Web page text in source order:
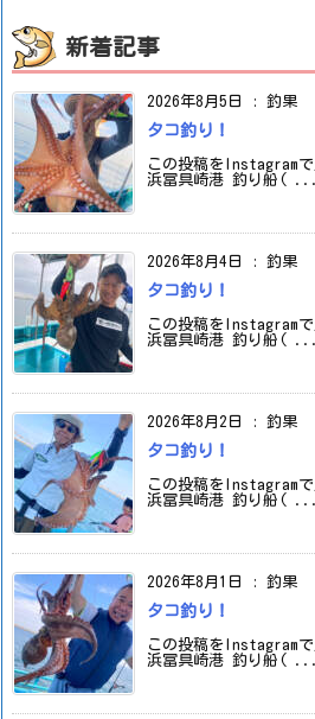
新着記事
2026年8月5日 : 釣果
タコ釣り！
この投稿をInstagram
浜冨具崎港 釣り船( ...
2026年8月4日 : 釣果
タコ釣り！
この投稿をInstagram
浜冨具崎港 釣り船( ...
2026年8月2日 : 釣果
タコ釣り！
この投稿をInstagram
浜冨具崎港 釣り船( ...
2026年8月1日 : 釣果
タコ釣り！
この投稿をInstagram
浜冨具崎港 釣り船( ...